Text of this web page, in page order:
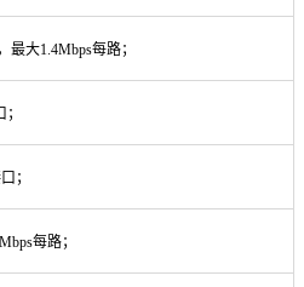
最大1.4Mbps每路；
；
每路；